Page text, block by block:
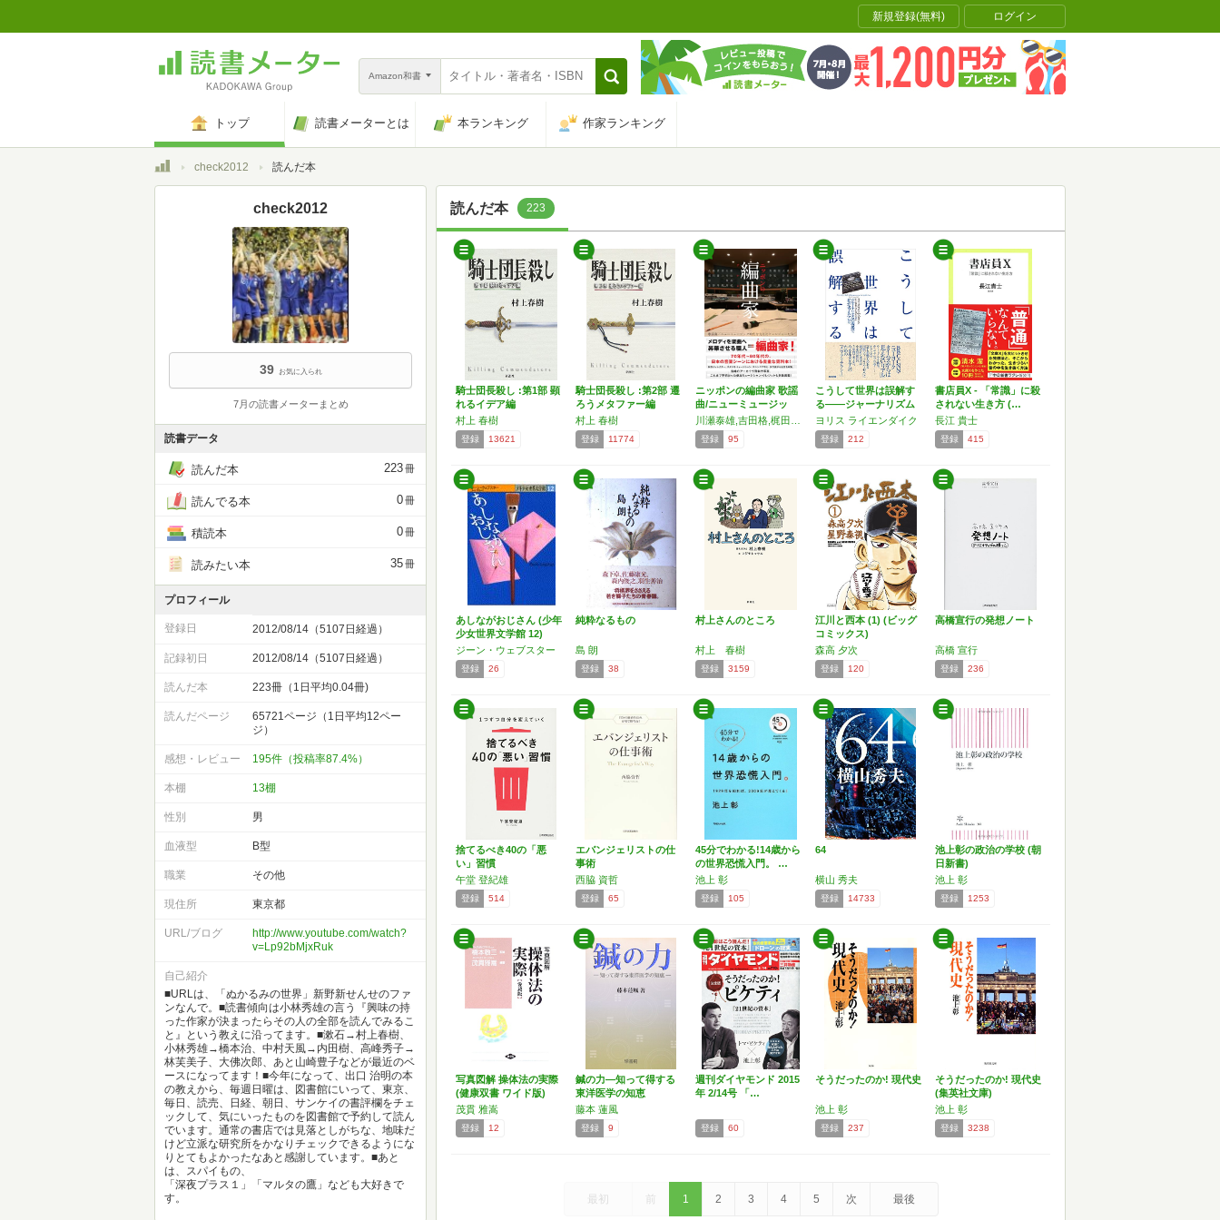
新規登録(無料) ログイン
Amazon和書
トップ 読書メーターとは 本ランキング 作家ランキング
トップcheck2012 読んだ本
読んだ本 223
騎士団長殺し :第1部 顕
れるイデア編
村上 春樹
登録 13621
騎士団長殺し :第2部 遷
ろうメタファー編
村上 春樹
登録 11774
ニッポンの編曲家 歌謡
曲/ニューミュージッ
ク…
登録 95
こうして世界は誤解す
る――ジャーナリズム
の現…
ヨリス ライエンダイク
登録 212
書店員X - 「常識」に殺
されない生き方 (…
長江 貴士
登録 415
あしながおじさん (少年
少女世界文学館 12)
ジーン・ウェブスター
登録 26
純粋なるもの
島 朗
登録 38
村上さんのところ
村上 春樹
登録 3159
江川と西本 (1) (ビッグ
コミックス)
森高 夕次
登録 120
高橋宣行の発想ノート
高橋 宣行
登録 236
捨てるべき40の「悪
い」習慣
午堂 登紀雄
登録 514
エバンジェリストの仕
事術
西脇 資哲
登録 65
45分でわかる!14歳から
の世界恐慌入門。 …
池上 彰
登録 105
64
横山 秀夫
登録 14733
池上彰の政治の学校 (朝
日新書)
池上 彰
登録 1253
写真図解 操体法の実際
(健康双書 ワイド版)
茂貫 雅嵩
登録 12
鍼の力―知って得する
東洋医学の知恵
藤本 蓮風
登録 9
週刊ダイヤモンド 2015
年 2/14号 「…
登録 60
そうだったのか! 現代史
池上 彰
登録 237
そうだったのか! 現代史
(集英社文庫)
池上 彰
登録 3238
最初 前 1 2 3 4 5 次 最後
check2012
39 お気に入られ
7月の読書メーターまとめ
読書データ
読んだ本 223冊
読んでる本 0冊
積読本 0冊
読みたい本 35冊
プロフィール
登録日 2012/08/14（5107日経過）
記録初日 2012/08/14（5107日経過）
読んだ本 223冊（1日平均0.04冊)
読んだページ
65721ページ（1日平均12ペー
ジ）
感想・レビュー 195件（投稿率87.4%）
本棚 13棚
性別 男
血液型 B型
職業 その他
現住所 東京都
URL/ブログ
http://www.youtube.com/watch?
v=Lp92bMjxRuk
自己紹介
■URLは、「ぬかるみの世界」新野新せんせのファ
ンなんで。■読書傾向は小林秀雄の言う『興味の持
った作家が決まったらその人の全部を読んでみるこ
と』という教えに沿ってます。■漱石→村上春樹、
小林秀雄→橋本治、中村天風→内田樹、高峰秀子→
林芙美子、大佛次郎、あと山崎豊子などが最近のベ
ースになってます！■今年になって、出口 治明の本
の教えから、毎週日曜は、図書館にいって、東京、
毎日、読売、日経、朝日、サンケイの書評欄をチェ
ックして、気にいったものを図書館で予約して読ん
でいます。通常の書店では見落としがちな、地味だ
けど立派な研究所をかなりチェックできるようにな
りとてもよかったなあと感謝しています。■あと
は、スパイもの、
「深夜プラス１」「マルタの鷹」なども大好きで
す。